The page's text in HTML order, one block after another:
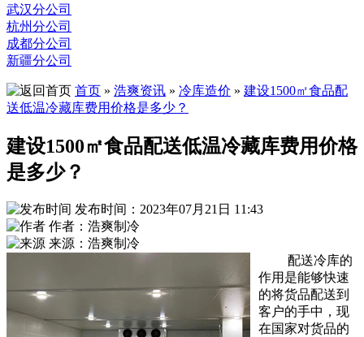
武汉分公司
杭州分公司
成都分公司
新疆分公司
首页 » 浩爽资讯 » 冷库造价 » 建设1500㎡食品配
送低温冷藏库费用价格是多少？
建设1500㎡食品配送低温冷藏库费用价格
是多少？
发布时间：2023年07月21日 11:43
作者：浩爽制冷
来源：浩爽制冷
配送冷库的
作用是能够快速
的将货品配送到
客户的手中，现
在国家对货品的